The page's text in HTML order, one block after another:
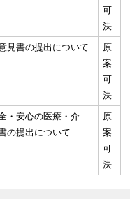
可
決
見書の提出について
原
案
可
決
・安心の医療・介
の提出について
原
案
可
決